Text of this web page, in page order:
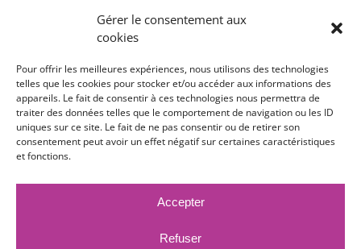
Gérer le consentement aux
cookies
Pour offrir les meilleures expériences, nous utilisons des technologies
telles que les cookies pour stocker et/ou accéder aux informations des
appareils. Le fait de consentir à ces technologies nous permettra de
traiter des données telles que le comportement de navigation ou les ID
uniques sur ce site. Le fait de ne pas consentir ou de retirer son
consentement peut avoir un effet négatif sur certaines caractéristiques
et fonctions.
Accepter
Refuser
RETROUVEZ-NOUS
Toutes nos adresses, coordonnées et horaires
d'ouverture
CLIQUEZ ICI
PUBLICATIONS LÉGALES